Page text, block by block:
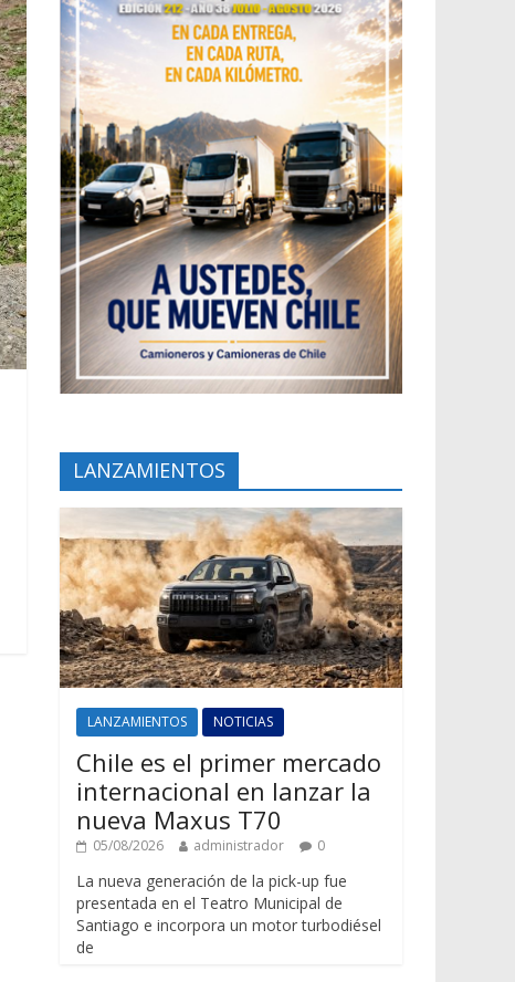
LANZAMIENTOS
LANZAMIENTOS NOTICIAS
Chile es el primer mercado
internacional en lanzar la
nueva Maxus T70
05/08/2026 administrador 0
La nueva generación de la pick-up fue
presentada en el Teatro Municipal de
Santiago e incorpora un motor turbodiésel
de